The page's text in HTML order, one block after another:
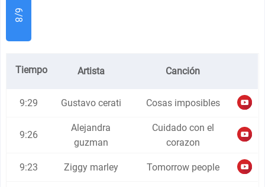
6/8
Tiempo Artista Canción
9:29 Gustavo cerati Cosas imposibles
9:26
Alejandra
guzman
Cuidado con el
corazon
9:23 Ziggy marley Tomorrow people